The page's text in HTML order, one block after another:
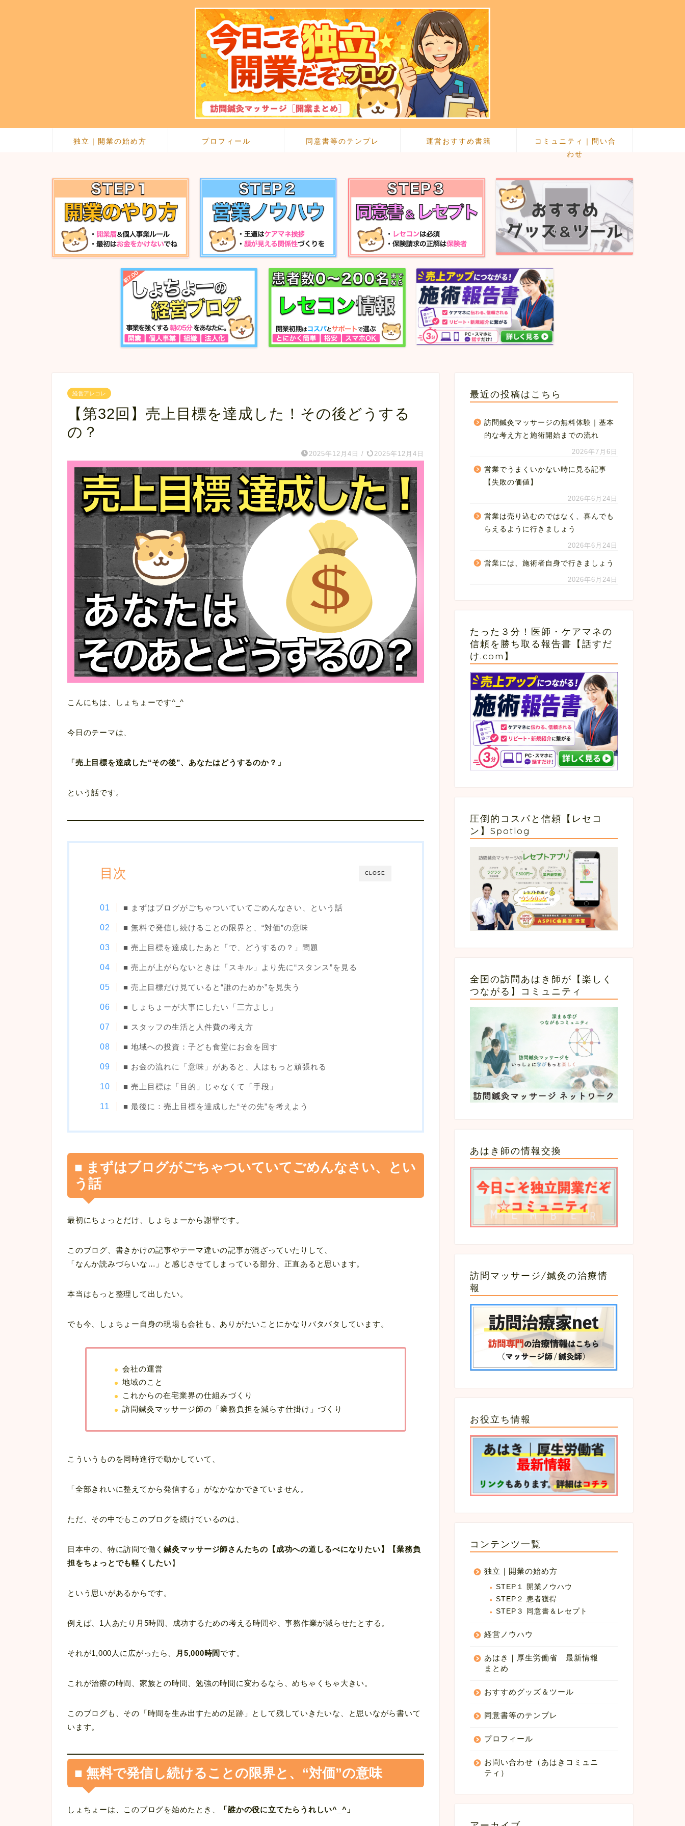
独立｜開業の始め方 プロフィール 同意書等のテンプレ 運営おすすめ書籍
コミュニティ｜問い合
わせ
経営アレコレ
【第32回】売上目標を達成した！その後どうする
の？
2025年12月4日 / 2025年12月4日
こんにちは、しょちょーです^_^
今日のテーマは、
「売上目標を達成した“その後”、あなたはどうするのか？」
という話です。
CLOSE
目次
■ まずはブログがごちゃついていてごめんなさい、という話
■ 無料で発信し続けることの限界と、“対価”の意味
■ 売上目標を達成したあと「で、どうするの？」問題
■ 売上が上がらないときは「スキル」より先に“スタンス”を見る
■ 売上目標だけ見ていると“誰のためか”を見失う
■ しょちょーが大事にしたい「三方よし」
■ スタッフの生活と人件費の考え方
■ 地域への投資：子ども食堂にお金を回す
■ お金の流れに「意味」があると、人はもっと頑張れる
■ 売上目標は「目的」じゃなくて「手段」
■ 最後に：売上目標を達成した“その先”を考えよう
■ まずはブログがごちゃついていてごめんなさい、とい
う話
最初にちょっとだけ、しょちょーから謝罪です。
このブログ、書きかけの記事やテーマ違いの記事が混ざっていたりして、
「なんか読みづらいな…」と感じさせてしまっている部分、正直あると思います。
本当はもっと整理して出したい。
でも今、しょちょー自身の現場も会社も、ありがたいことにかなりバタバタしています。
会社の運営
地域のこと
これからの在宅業界の仕組みづくり
訪問鍼灸マッサージ師の「業務負担を減らす仕掛け」づくり
こういうものを同時進行で動かしていて、
「全部きれいに整えてから発信する」がなかなかできていません。
ただ、その中でもこのブログを続けているのは、
日本中の、特に訪問で働く鍼灸マッサージ師さんたちの【成功への道しるべになりたい】【業務負
担をちょっとでも軽くしたい】
という思いがあるからです。
例えば、1人あたり月5時間、成功するための考える時間や、事務作業が減らせたとする。
それが1,000人に広がったら、 月5,000時間 です。
これが治療の時間、家族との時間、勉強の時間に変わるなら、めちゃくちゃ大きい。
このブログも、その「時間を生み出すための足跡」として残していきたいな、と思いながら書いて
います。
■ 無料で発信し続けることの限界と、“対価”の意味
しょちょーは、このブログを始めたとき、 「誰かの役に立てたらうれしい^_^」
最近の投稿はこちら
訪問鍼灸マッサージの無料体験｜基本
的な考え方と施術開始までの流れ
2026年7月6日
営業でうまくいかない時に見る記事
【失敗の価値】
2026年6月24日
営業は売り込むのではなく、喜んでも
らえるように行きましょう
2026年6月24日
営業には、施術者自身で行きましょう
2026年6月24日
たった３分！医師・ケアマネの
信頼を勝ち取る報告書【話すだ
け.com】
圧倒的コスパと信頼【レセコ
ン】Spotlog
全国の訪問あはき師が【楽しく
つながる】コミュニティ
あはき師の情報交換
訪問マッサージ/鍼灸の治療情
報
お役立ち情報
コンテンツ一覧
独立｜開業の始め方
STEP１ 開業ノウハウ
STEP２ 患者獲得
STEP３ 同意書＆レセプト
経営ノウハウ
あはき｜厚生労働省 最新情報
まとめ
おすすめグッズ＆ツール
同意書等のテンプレ
プロフィール
お問い合わせ（あはきコミュニ
ティ）